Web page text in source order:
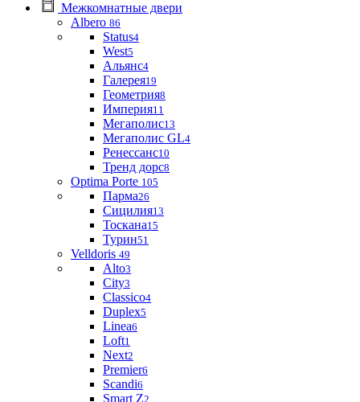
Межкомнатные двери
Albero 86
Status4
West5
Альянс4
Галерея19
Геометрия8
Империя11
Мегаполис13
Мегаполис GL4
Ренессанс10
Тренд дорс8
Optima Porte 105
Парма26
Сицилия13
Тоскана15
Турин51
Velldoris 49
Alto3
City3
Classico4
Duplex5
Linea6
Loft1
Next2
Premier6
Scandi6
Smart Z2